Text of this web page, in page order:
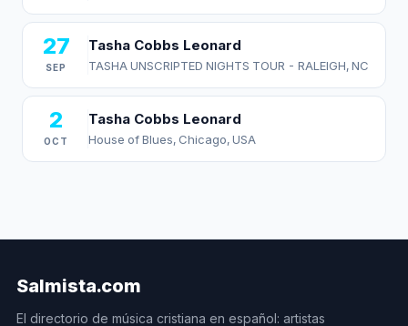
27
SEP
Tasha Cobbs Leonard
TASHA UNSCRIPTED NIGHTS TOUR - RALEIGH, NC
2
OCT
Tasha Cobbs Leonard
House of Blues, Chicago, USA
Salmista.com
El directorio de música cristiana en español: artistas